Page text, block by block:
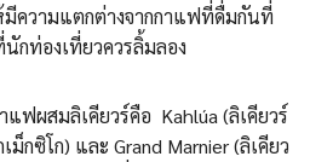
ความแตกต่างจากกาแฟที่ดื่มกันที่
กท่องเที่ยวควรลิ้มลอง
ฟผสมลิเคียวร์คือ Kahlúa (ลิเคียวร์
กซิโก) และ Grand Marnier (ลิเคียว